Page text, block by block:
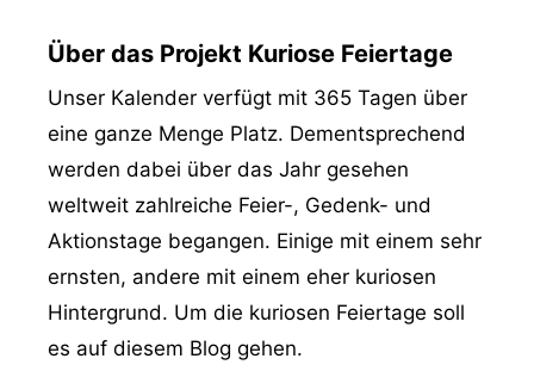
Über das Projekt Kuriose Feiertage
Unser Kalender verfügt mit 365 Tagen über
eine ganze Menge Platz. Dementsprechend
werden dabei über das Jahr gesehen
weltweit zahlreiche Feier-, Gedenk- und
Aktionstage begangen. Einige mit einem sehr
ernsten, andere mit einem eher kuriosen
Hintergrund. Um die kuriosen Feiertage soll
es auf diesem Blog gehen.